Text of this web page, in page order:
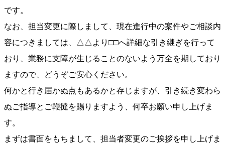
です。
なお、担当変更に際しまして、現在進行中の案件やご相談内
容につきましては、△△より□□へ詳細な引き継ぎを行って
おり、業務に支障が生じることのないよう万全を期しており
ますので、どうぞご安心ください。
何かと行き届かぬ点もあるかと存じますが、引き続き変わら
ぬご指導とご鞭撻を賜りますよう、何卒お願い申し上げま
す。
まずは書面をもちまして、担当者変更のご挨拶を申し上げま